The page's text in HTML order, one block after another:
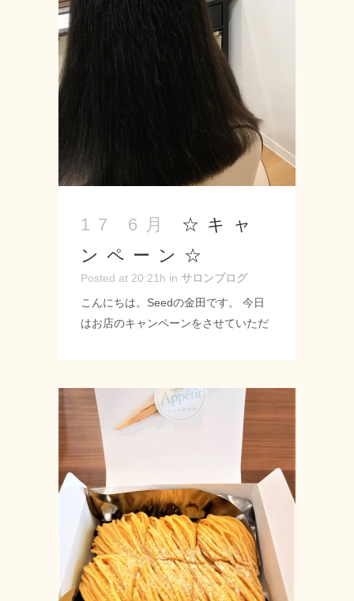
お店でした♪ -------------------- Seed-シ
ード- 〒 名古屋市緑区神の倉3-2
Tel 052-715-9733 営業時間 9：00
～19：00 定休日 月曜・第2第3火曜
日 URL: https://seed-salon.com/ #緑
区 #神の倉 #シード #美容師 #理容師 #
床屋 #スタイリスト #カット #デジタ
ルパーマ #Lou Loutte #ルルット #こど
もどあ #ケーキ ...
17 6月
☆キャ
ンペーン☆
Posted at 20:21h in サロンブログ
こんにちは。Seedの金田です。 今日
はお店のキャンペーンをさせていただ
ート￥19800→￥15840 ハーブストレ
ート+シャンプー&ブロー
￥17050→￥13640 詳細はお電話でも
受け付けておりますのでお気軽にお電
話ください♪ 汗や湿気が気になる季節
になってきたので是非ご利用ください
☆ -------------------- Seed-シード- 〒
名古屋市緑区神の倉3-2 Tel 052-715-
9733 営業時間 9：00～19：00 定休
日 月曜・第2第3火曜日 URL: